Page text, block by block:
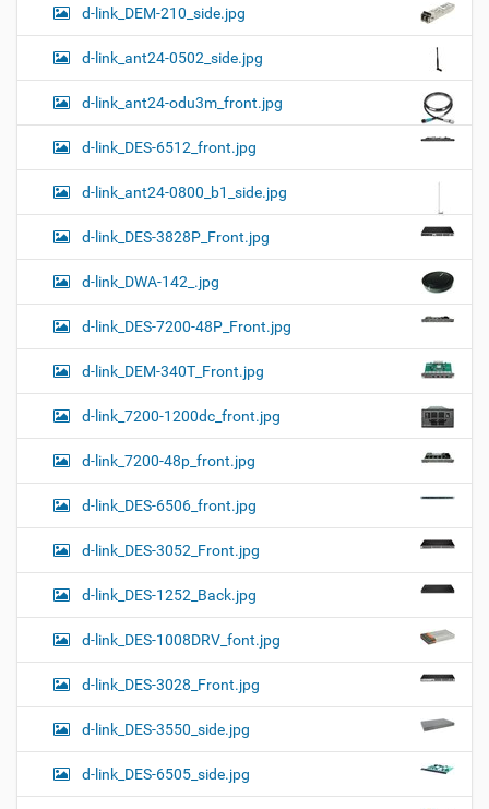
d-link_DEM-210_side.jpg
d-link_ant24-0502_side.jpg
d-link_ant24-odu3m_front.jpg
d-link_DES-6512_front.jpg
d-link_ant24-0800_b1_side.jpg
d-link_DES-3828P_Front.jpg
d-link_DWA-142_.jpg
d-link_DES-7200-48P_Front.jpg
d-link_DEM-340T_Front.jpg
d-link_7200-1200dc_front.jpg
d-link_7200-48p_front.jpg
d-link_DES-6506_front.jpg
d-link_DES-3052_Front.jpg
d-link_DES-1252_Back.jpg
d-link_DES-1008DRV_font.jpg
d-link_DES-3028_Front.jpg
d-link_DES-3550_side.jpg
d-link_DES-6505_side.jpg